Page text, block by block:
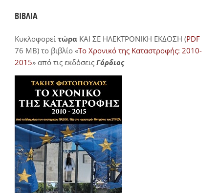
ΒΙΒΛΙΑ
Κυκλοφορεί τώρα ΚΑΙ ΣΕ ΗΛΕΚΤΡΟΝΙΚΗ ΕΚΔΟΣΗ (PDF
76 MB) το βιβλίο «Το Χρονικό της Καταστροφής: 2010-
2015» από τις εκδόσεις Γόρδιος